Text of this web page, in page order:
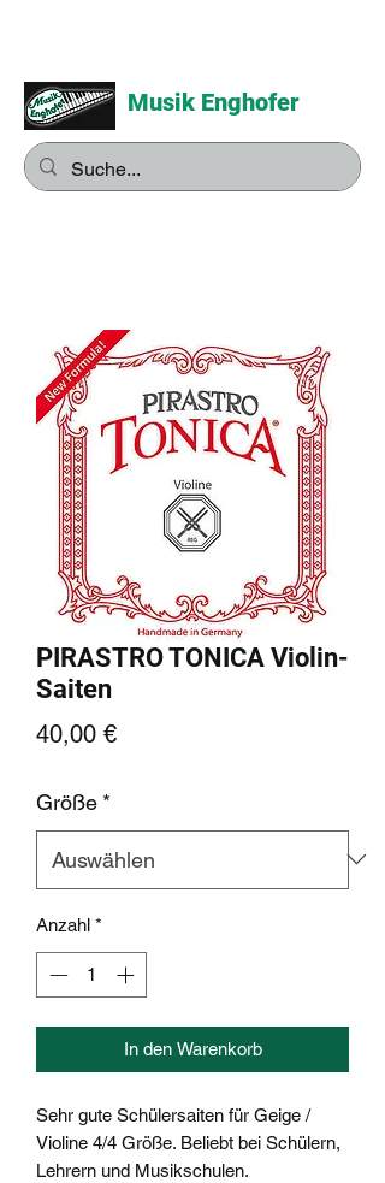
Musik Enghofer
PIRASTRO TONICA Violin-
Saiten
40,00 €Preis
Größe *
Anzahl *
In den Warenkorb
Sehr gute Schülersaiten für Geige /
Violine 4/4 Größe. Beliebt bei Schülern,
Lehrern und Musikschulen.